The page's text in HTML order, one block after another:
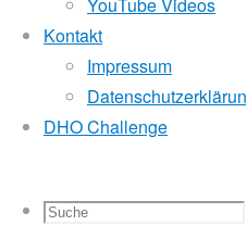
Kontakt
Impressum
DHO Challenge
Suche
Suchen
2026
Wanderfahrt
uns
Sternfahrten Archiv
Ruderlinks-
Impressum-
nach: